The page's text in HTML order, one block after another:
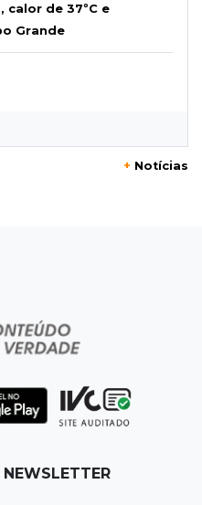
calor de 37ºC e
Grande
são destaques
área de mata em
em R$ 5 mil por
+ Notícias